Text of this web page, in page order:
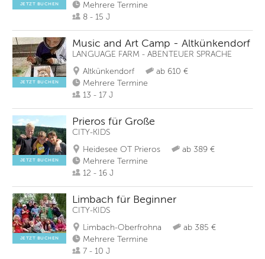
JETZT BUCHEN
Mehrere Termine
8 - 15 J
JETZT BUCHEN
Music and Art Camp - Altkünkendorf
LANGUAGE FARM - ABENTEUER SPRACHE
Altkünkendorf
ab 610 €
Mehrere Termine
13 - 17 J
JETZT BUCHEN
Prieros für Große
CITY-KIDS
Heidesee OT Prieros
ab 389 €
Mehrere Termine
12 - 16 J
JETZT BUCHEN
Limbach für Beginner
CITY-KIDS
Limbach-Oberfrohna
ab 385 €
Mehrere Termine
7 - 10 J